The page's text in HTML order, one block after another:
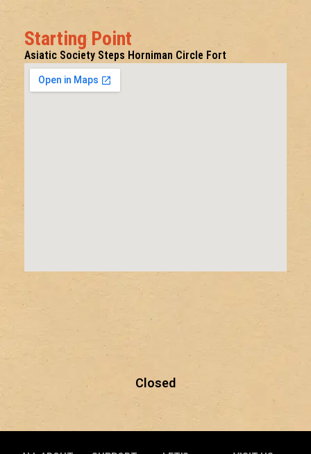
Starting Point
Asiatic Society Steps Horniman Circle Fort
Closed